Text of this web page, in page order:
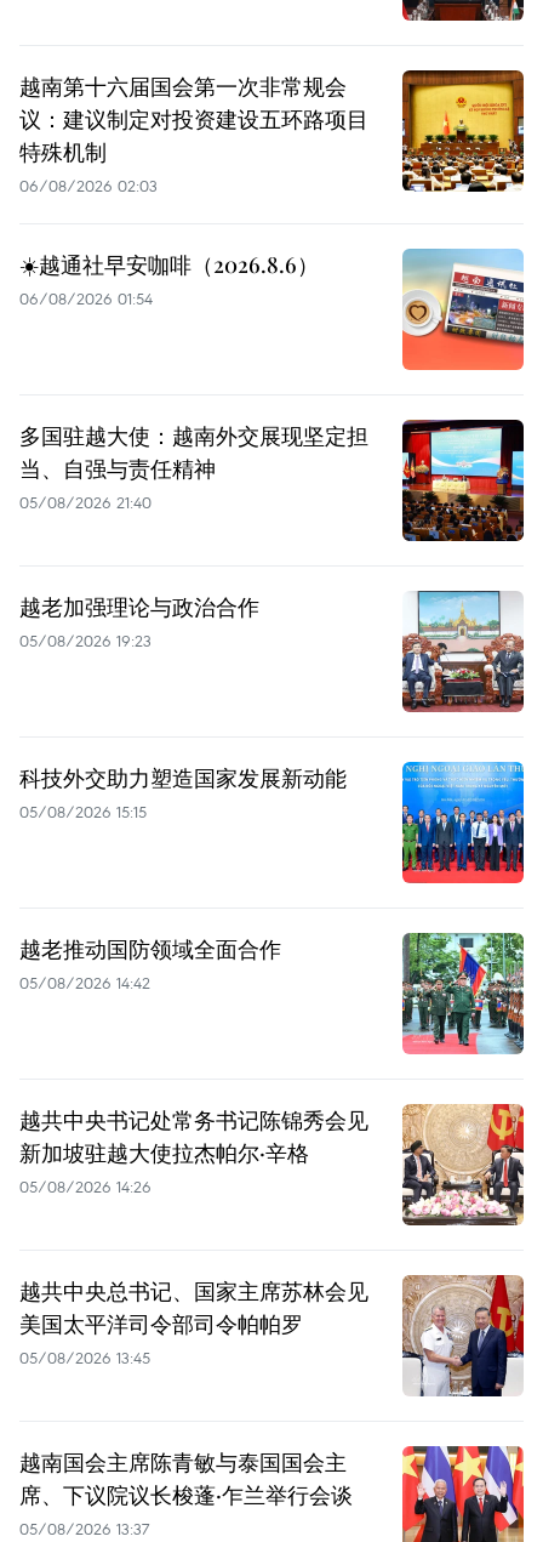
越南第十六届国会第一次非常规会
议：建议制定对投资建设五环路项目
特殊机制
06/08/2026 02:03
☀️越通社早安咖啡（2026.8.6）
06/08/2026 01:54
多国驻越大使：越南外交展现坚定担
当、自强与责任精神
05/08/2026 21:40
越老加强理论与政治合作
05/08/2026 19:23
科技外交助力塑造国家发展新动能
05/08/2026 15:15
越老推动国防领域全面合作
05/08/2026 14:42
越共中央书记处常务书记陈锦秀会见
新加坡驻越大使拉杰帕尔·辛格
05/08/2026 14:26
越共中央总书记、国家主席苏林会见
美国太平洋司令部司令帕帕罗
05/08/2026 13:45
越南国会主席陈青敏与泰国国会主
席、下议院议长梭蓬·乍兰举行会谈
05/08/2026 13:37